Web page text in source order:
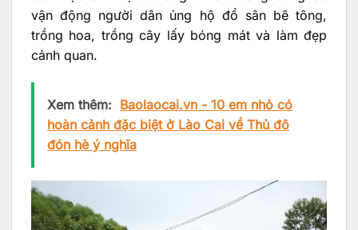
vận động người dân ủng hộ đổ sân bê tông,
trồng hoa, trồng cây lấy bóng mát và làm đẹp
cảnh quan.
Xem thêm: Baolaocai.vn - 10 em nhỏ có
hoàn cảnh đặc biệt ở Lào Cai về Thủ đô
đón hè ý nghĩa